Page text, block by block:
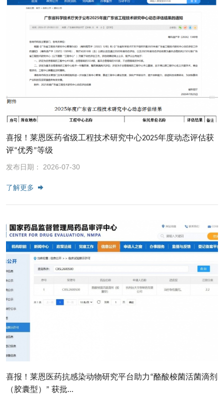
喜报！莱恩医药省级工程技术研究中心2025年度动态评估获
评“优秀”等级
发布日期： 2026-07-30
了解更多
喜报！莱恩医药抗感染动物研究平台助力“酪酸梭菌活菌滴剂
（胶囊型）” 获批...